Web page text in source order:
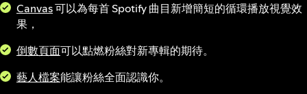
Canvas可以為每首 Spotify 曲目新增簡短的循環播放視覺效
果，
倒數頁面可以點燃粉絲對新專輯的期待。
藝人檔案能讓粉絲全面認識你。